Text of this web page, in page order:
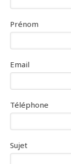
Prénom
Email
Téléphone
Sujet